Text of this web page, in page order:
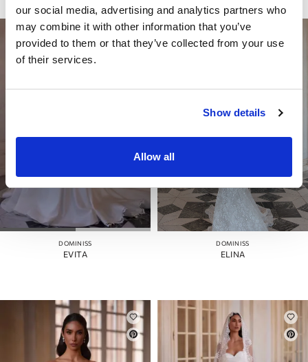
our social media, advertising and analytics partners who
may combine it with other information that you’ve
provided to them or that they’ve collected from your use
of their services.
Show details
Allow all
DOMINISS
EVITA
DOMINISS
ELINA